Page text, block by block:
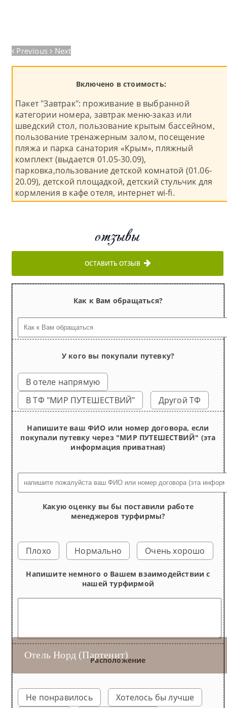
Отель Норд (Партенит)
Семейный Плюс 3-местный 3-комнатный
Комфорт 2-местный 2-комнатный
Комфорт+ 2-местный 2-комнатный
Семейный 3-местный 3-комнатный
Previous Next
Включено в стоимость:
Пакет "Завтрак": проживание в выбранной
категории номера, завтрак меню-заказ или
шведский стол, пользование крытым бассейном,
пользование тренажерным залом, посещение
пляжа и парка санатория «Крым», пляжный
комплект (выдается 01.05-30.09),
парковка,пользование детской комнатой (01.06-
20.09), детской площадкой, детский стульчик для
кормления в кафе отеля, интернет wi-fi.
отзывы
ОСТАВИТЬ ОТЗЫВ
Как к Вам обращаться?
У кого вы покупали путевку?
В отеле напрямую
В ТФ "МИР ПУТЕШЕСТВИЙ"
Другой ТФ
Напишите ваш ФИО или номер договора, если
покупали путевку через "МИР ПУТЕШЕСТВИЙ" (эта
информация приватная)
Какую оценку вы бы поставили работе
менеджеров турфирмы?
Плохо Нормально Очень хорошо
Напишите немного о Вашем взаимодействии с
нашей турфирмой
Расположение
Не понравилось Хотелось бы лучше